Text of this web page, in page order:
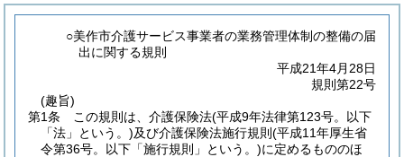
○美作市介護サービス事業者の業務管理体制の整備の届
出に関する規則
平成21年4月28日
規則第22号
(趣旨)
第1条
この規則は、介護保険法(平成9年法律第123号。以下
「法」という。)及び介護保険法施行規則 (平成11年厚生省
令第36号。以下「施行規則」という。)に定めるもののほ